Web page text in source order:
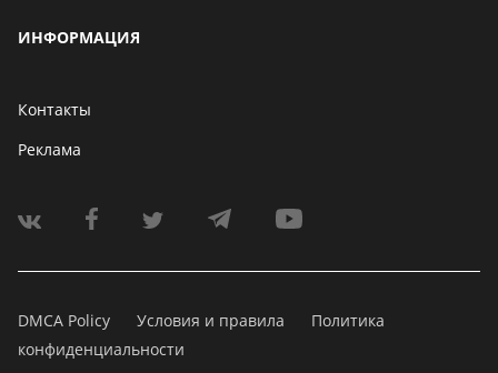
ИНФОРМАЦИЯ
Контакты
Реклама
DMCA Policy Условия и правила
Политика
конфиденциальности